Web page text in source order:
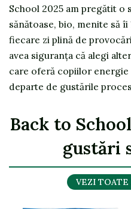
School 2025 am pregătit o
sănătoase, bio, menite să
fiecare zi plină de
avea siguranța că alegi
care oferă copiilor energie
departe de gustările
Back to
gustări
VEZI TOATE